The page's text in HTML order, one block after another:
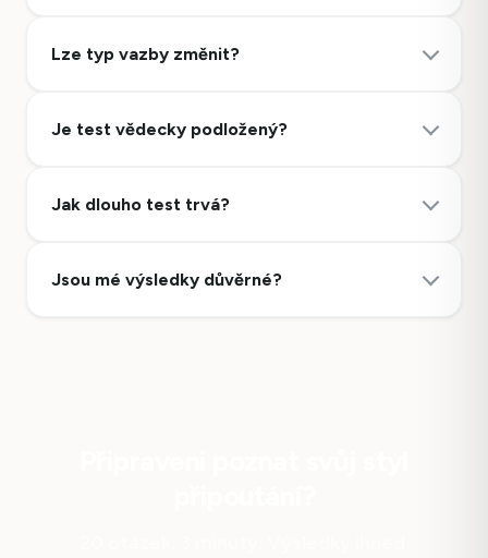
Lze typ vazby změnit?
Je test vědecky podložený?
Jak dlouho test trvá?
Jsou mé výsledky důvěrné?